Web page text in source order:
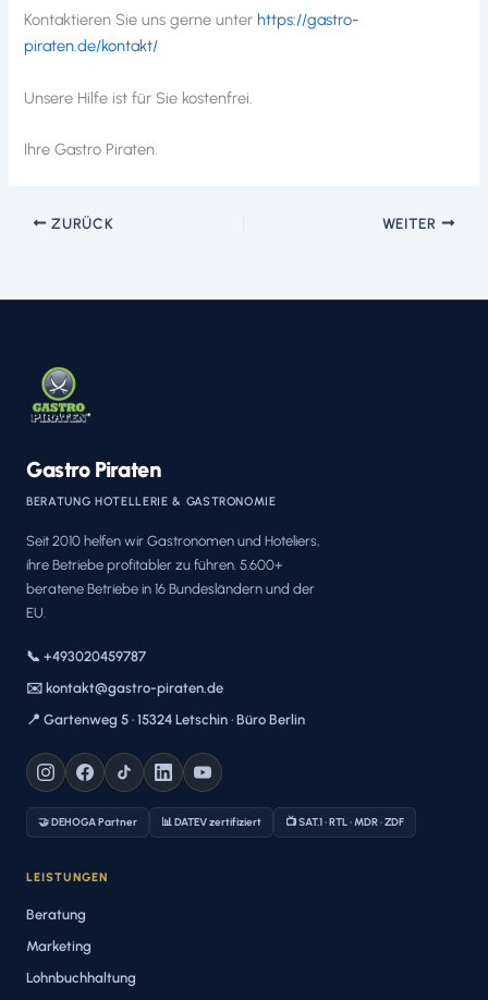
Kontaktieren Sie uns gerne unter https://gastro-
piraten.de/kontakt/
Unsere Hilfe ist für Sie kostenfrei.
Ihre Gastro Piraten.
ZURÜCK WEITER
Gastro Piraten
BERATUNG HOTELLERIE & GASTRONOMIE
Seit 2010 helfen wir Gastronomen und Hoteliers,
ihre Betriebe profitabler zu führen. 5.600+
beratene Betriebe in 16 Bundesländern und der
EU.
📞 +493020459787
✉️ kontakt@gastro-piraten.de
📍 Gartenweg 5 · 15324 Letschin · Büro Berlin
🤝 DEHOGA Partner 📊 DATEV zertifiziert 📺 SAT.1 · RTL · MDR · ZDF
LEISTUNGEN
Beratung
Marketing
Lohnbuchhaltung